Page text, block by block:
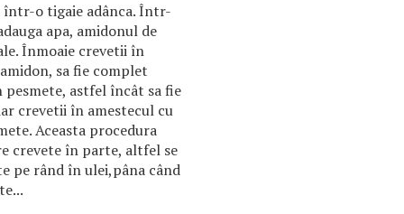
o tigaie adânca. Într-
apa, amidonul de
Înmoaie crevetii în
sa fie complet
astfel încât sa fie
crevetii în amestecul cu
Aceasta procedura
crevete în parte, altfel se
pe rând în ulei,pâna când